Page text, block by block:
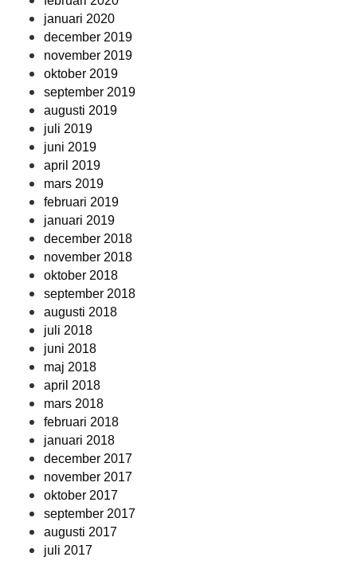
januari 2020
december 2019
november 2019
oktober 2019
september 2019
augusti 2019
juli 2019
juni 2019
april 2019
mars 2019
februari 2019
januari 2019
december 2018
november 2018
oktober 2018
september 2018
augusti 2018
juli 2018
juni 2018
maj 2018
april 2018
mars 2018
februari 2018
januari 2018
december 2017
november 2017
oktober 2017
september 2017
augusti 2017
juli 2017